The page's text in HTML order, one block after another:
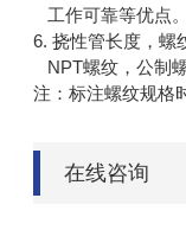
工作可靠等优点
6. 挠性管长度，螺
NPT螺纹，公制
注：标注螺纹规格
在线咨询